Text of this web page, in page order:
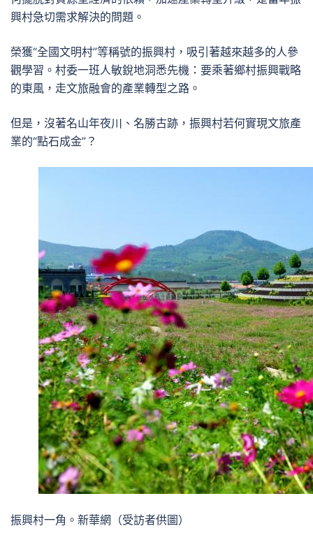
興村急切需求解決的問題。
榮獲“全國文明村”等稱號的振興村，吸引著越來越多的人參
觀學習。村委一班人敏銳地洞悉先機：要乘著鄉村振興戰略
的東風，走文旅融會的產業轉型之路。
但是，沒著名山年夜川、名勝古跡，振興村若何實現文旅產
業的“點石成金”？
振興村一角。新華網（受訪者供圖）